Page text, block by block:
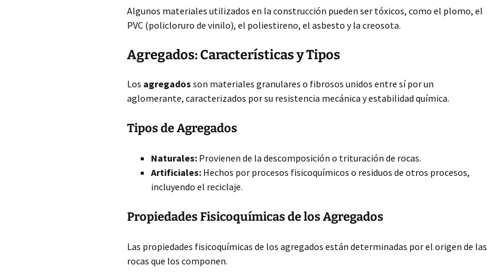
Algunos materiales utilizados en la construcción pueden ser tóxicos, como el plomo, el
PVC (policloruro de vinilo), el poliestireno, el asbesto y la creosota.
Agregados: Características y Tipos
Los agregados son materiales granulares o fibrosos unidos entre sí por un
aglomerante, caracterizados por su resistencia mecánica y estabilidad química.
Tipos de Agregados
Naturales: Provienen de la descomposición o trituración de rocas.
Artificiales: Hechos por procesos fisicoquímicos o residuos de otros procesos,
incluyendo el reciclaje.
Propiedades Fisicoquímicas de los Agregados
Las propiedades fisicoquímicas de los agregados están determinadas por el origen de las
rocas que los componen.